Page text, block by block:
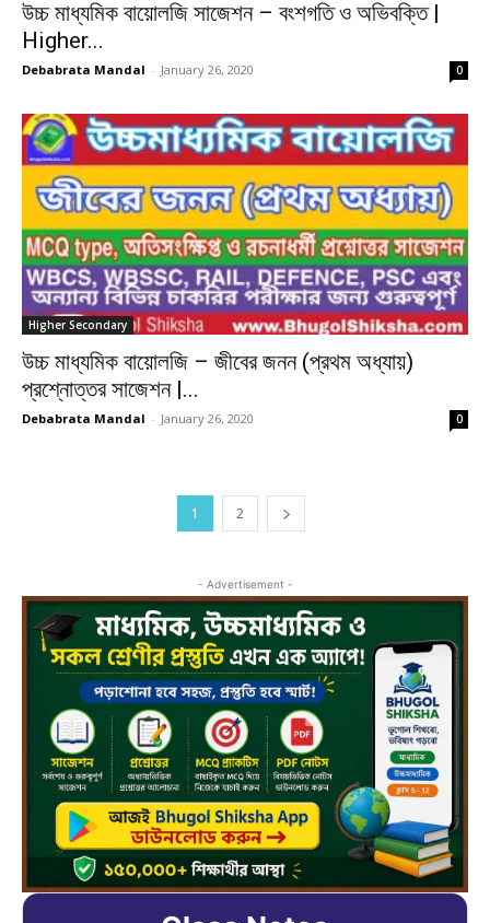
উচ্চ মাধ্যমিক বায়োলজি সাজেশন – বংশগতি ও অভিবক্তি |
Higher...
Debabrata Mandal - January 26, 2020 0
Higher Secondary
উচ্চ মাধ্যমিক বায়োলজি – জীবের জনন (প্রথম অধ্যায়)
প্রশ্নোত্তর সাজেশন |...
Debabrata Mandal - January 26, 2020 0
1 2
- Advertisement -